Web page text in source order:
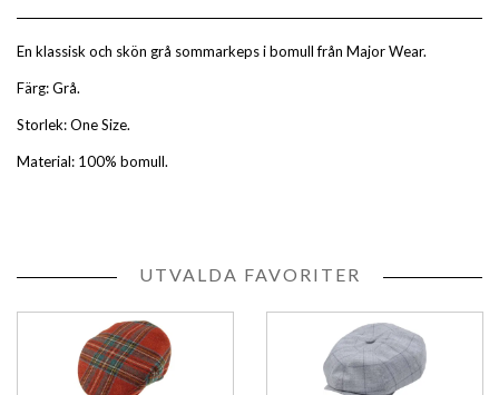
En klassisk och skön grå sommarkeps i bomull från Major Wear.
Färg: Grå.
Storlek: One Size.
Material: 100% bomull.
UTVALDA FAVORITER